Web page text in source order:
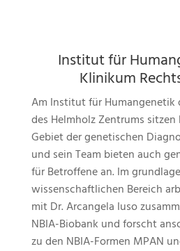
Institut für
Klinikum
Am Institut für Humangenetik
des Helmholz Zentrums sitzen
Gebiet der genetischen
und sein Team bieten auch
für Betroffene an. Im
wissenschaftlichen Bereich
mit Dr. Arcangela Iuso
NBIA-Biobank und forscht
zu den NBIA-Formen MPAN